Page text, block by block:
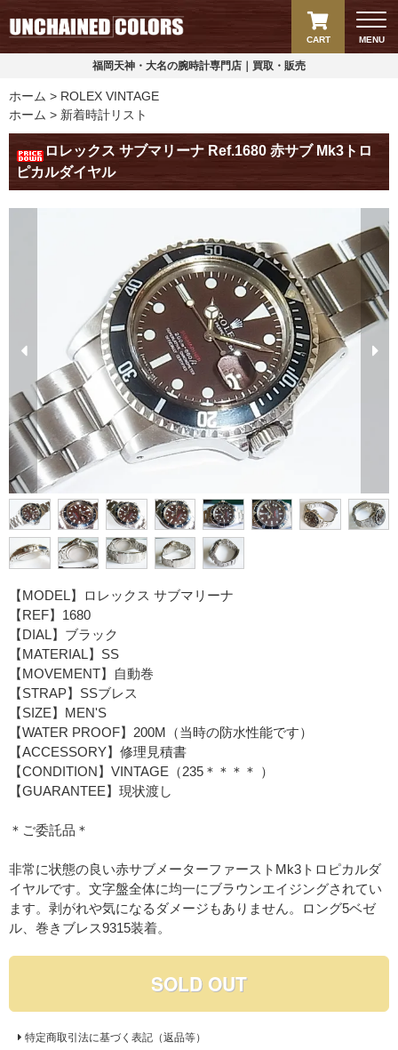
MENU
CART
福岡天神・大名の腕時計専門店｜買取・販売
ホーム
ROLEX VINTAGE
ホーム
新着時計リスト
ロレックス サブマリーナ Ref.1680 赤サブ Mk3トロ
ピカルダイヤル
【MODEL】ロレックス サブマリーナ
【REF】1680
【DIAL】ブラック
【MATERIAL】SS
【MOVEMENT】自動巻
【STRAP】SSブレス
【SIZE】MEN'S
【WATER PROOF】200M（当時の防水性能です）
【ACCESSORY】修理見積書
【CONDITION】VINTAGE（235＊＊＊＊ ）
【GUARANTEE】現状渡し
＊ご委託品＊
非常に状態の良い赤サブメーターファーストMk3トロピカルダ
イヤルです。文字盤全体に均一にブラウンエイジングされてい
ます。剥がれや気になるダメージもありません。ロング5ベゼ
ル、巻きブレス9315装着。
SOLD OUT
特定商取引法に基づく表記（返品等）